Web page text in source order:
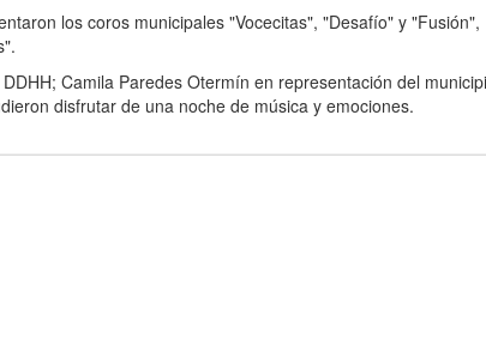
los coros municipales "Vocecitas", "Desafío" y "Fusión",
Camila Paredes Otermín en representación del
disfrutar de una noche de música y emociones.